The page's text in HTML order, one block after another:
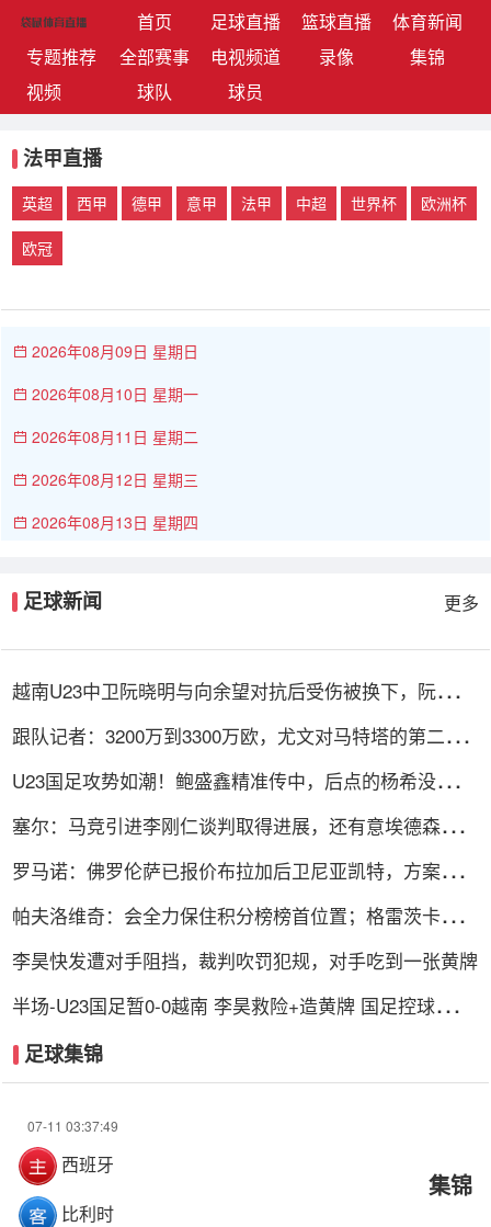
首页(current)足球直播 篮球直播
体育新闻
专题推荐
全部赛事 电视频道 录像
集锦
视频
球队 球员
法甲直播
英超 西甲 德甲 意甲 法甲 中超 世界杯 欧洲杯
欧冠
2026年08月09日 星期日
2026年08月10日 星期一
2026年08月11日 星期二
2026年08月12日 星期三
2026年08月13日 星期四
足球新闻 更多
越南U23中卫阮晓明与向余望对抗后受伤被换下，阮德英
跟队记者：3200万到3300万欧，尤文对马特塔的第二份
U23国足攻势如潮！鲍盛鑫精准传中，后点的杨希没有顶
塞尔：马竞引进李刚仁谈判取得进展，还有意埃德森和若
罗马诺：佛罗伦萨已报价布拉加后卫尼亚凯特，方案租借
帕夫洛维奇：会全力保住积分榜榜首位置；格雷茨卡是我
李昊快发遭对手阻挡，裁判吹罚犯规，对手吃到一张黄牌
半场-U23国足暂0-0越南 李昊救险+造黄牌 国足控球超6
足球集锦
07-11 03:37:49
西班牙
比利时
集锦